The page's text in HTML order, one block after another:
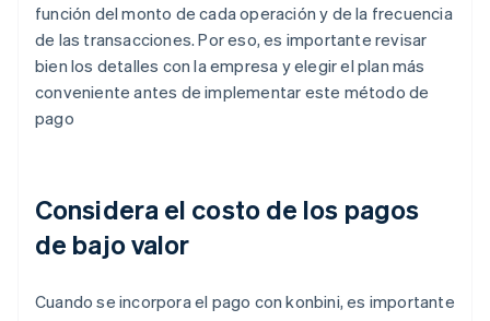
función del monto de cada operación y de la frecuencia
de las transacciones. Por eso, es importante revisar
bien los detalles con la empresa y elegir el plan más
conveniente antes de implementar este método de
pago
Considera el costo de los pagos
de bajo valor
Cuando se incorpora el pago con konbini, es importante